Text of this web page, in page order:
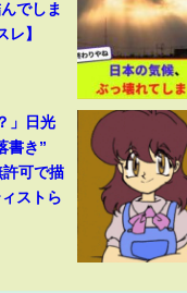
でしま
】
」日光
書き”
許可で描
ストら